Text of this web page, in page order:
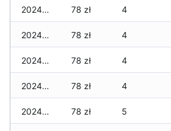
2024-12-25 78 zł 4
2024-12-24 78 zł 4
2024-12-23 78 zł 4
2024-12-22 78 zł 4
2024-12-21 78 zł 5